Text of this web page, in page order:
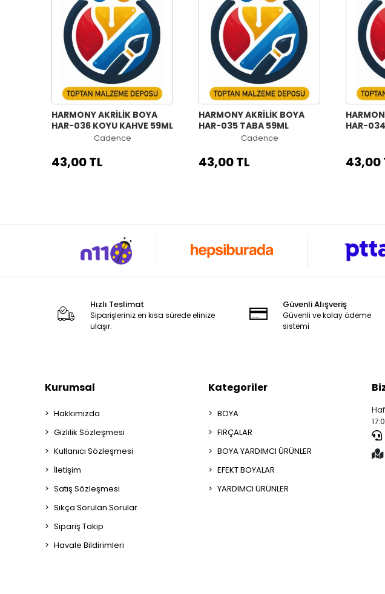
HARMONY AKRİLİK BOYA
HAR-036 KOYU KAHVE 59ML
Cadence
43,00 TL
HARMONY AKRİLİK BOYA
HAR-035 TABA 59ML
Cadence
43,00 TL
HAR-
43,00
Hızlı Teslimat
Siparişleriniz en kısa sürede elinize
ulaşır.
Güvenli Alışveriş
Güvenli ve kolay ödeme
sistemi
Kurumsal
Hakkımızda
Gizlilik Sözleşmesi
Kullanıcı Sözleşmesi
İletişim
Satış Sözleşmesi
Sıkça Sorulan Sorular
Sipariş Takip
Havale Bildirimleri
Kategoriler
BOYA
FIRÇALAR
BOYA YARDIMCI ÜRÜNLER
EFEKT BOYALAR
YARDIMCI ÜRÜNLER